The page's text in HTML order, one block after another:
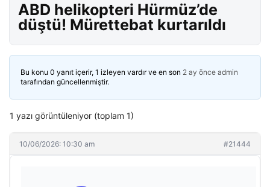
ABD helikopteri Hürmüz’de
düştü! Mürettebat kurtarıldı
Bu konu 0 yanıt içerir, 1 izleyen vardır ve en son 2 ay önce admin
tarafından güncellenmiştir.
1 yazı görüntüleniyor (toplam 1)
10/06/2026: 10:30 am #21444